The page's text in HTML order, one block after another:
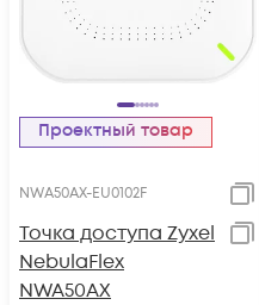
Проектный товар
NWA50AX-EU0102F
Точка доступа Zyxel
NebulaFlex
NWA50AX